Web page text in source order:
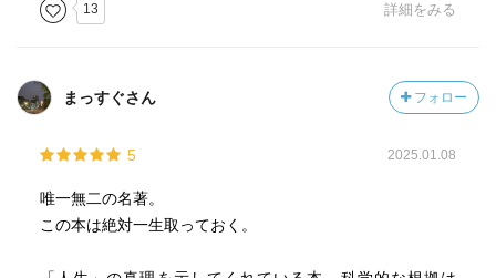
13 詳細をみる
まっすぐさん フォロー
5 2025.01.08
唯一無二の名著。
この本は絶対一生取っておく。